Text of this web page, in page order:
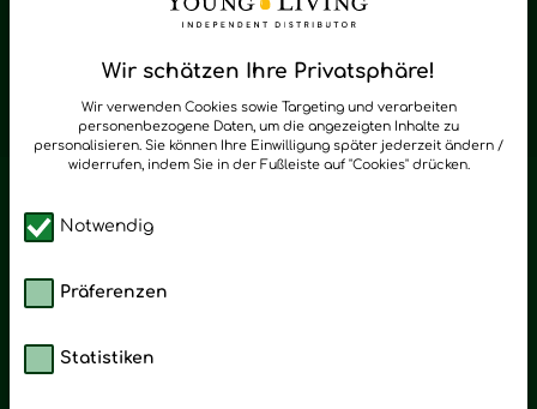
Wir schätzen Ihre Privatsphäre!
Wir verwenden Cookies sowie Targeting und verarbeiten
personenbezogene Daten, um die angezeigten Inhalte zu
personalisieren. Sie können Ihre Einwilligung später jederzeit ändern /
widerrufen, indem Sie in der Fußleiste auf "Cookies" drücken.
Notwendig
Präferenzen
Statistiken
zum Newsletter anmelden